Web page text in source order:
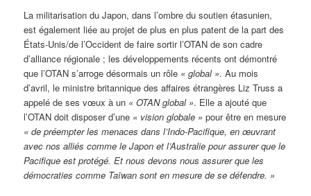
La militarisation du Japon, dans l’ombre du soutien étasunien,
est également liée au projet de plus en plus patent de la part des
États-Unis/de l’Occident de faire sortir l’OTAN de son cadre
d’alliance régionale ; les développements récents ont démontré
que l’OTAN s’arroge désormais un rôle « global ». Au mois
d’avril, le ministre britannique des affaires étrangères Liz Truss a
appelé de ses vœux à un « OTAN global ». Elle a ajouté que
l’OTAN doit disposer d’une « vision globale » pour être en mesure
« de préempter les menaces dans l’Indo-Pacifique, en œuvrant
avec nos alliés comme le Japon et l’Australie pour assurer que le
Pacifique est protégé. Et nous devons nous assurer que les
démocraties comme Taïwan sont en mesure de se défendre. »